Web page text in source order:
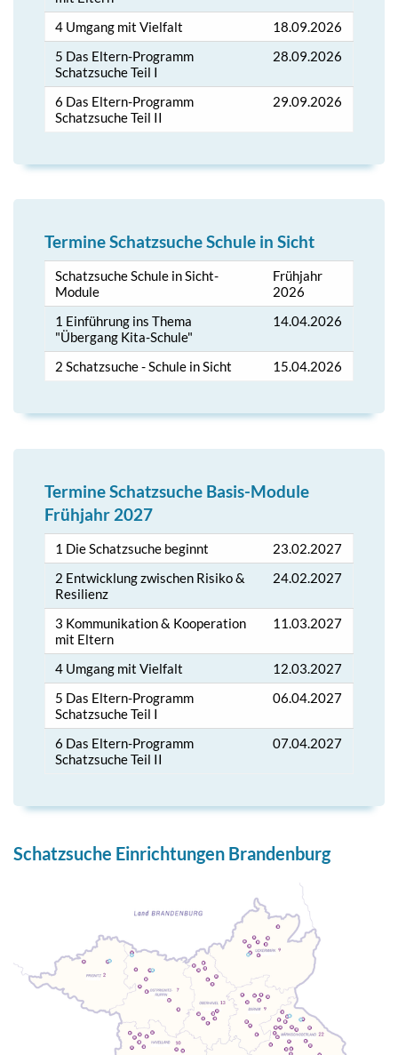
4 Umgang mit Vielfalt
18.09.2026
5 Das Eltern-Programm
Schatzsuche Teil I
28.09.2026
6 Das Eltern-Programm
Schatzsuche Teil II
29.09.2026
Termine Schatzsuche Schule in Sicht
Schatzsuche Schule in Sicht-
Module
Frühjahr
2026
1 Einführung ins Thema
"Übergang Kita-Schule"
14.04.2026
2 Schatzsuche - Schule in Sicht 15.04.2026
Termine Schatzsuche Basis-Module
Frühjahr 2027
1 Die Schatzsuche beginnt
23.02.2027
2 Entwicklung zwischen Risiko &
Resilienz
24.02.2027
3 Kommunikation & Kooperation
mit Eltern
11.03.2027
4 Umgang mit Vielfalt
12.03.2027
5 Das Eltern-Programm
Schatzsuche Teil I
06.04.2027
6 Das Eltern-Programm
Schatzsuche Teil II
07.04.2027
Schatzsuche Einrichtungen Brandenburg